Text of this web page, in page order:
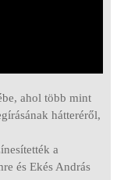
ahol több mint
hátteréről,
a
és Ekés András